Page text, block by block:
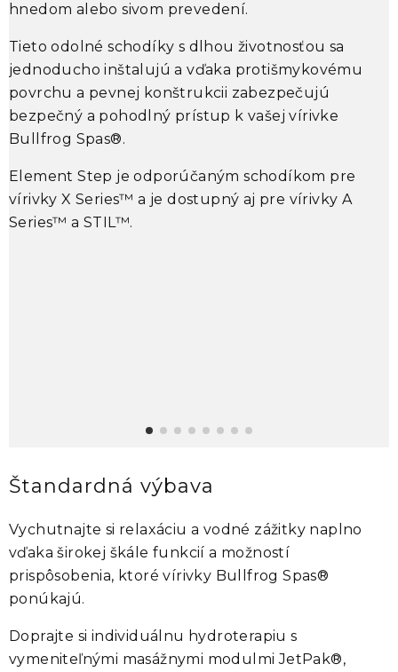
hnedom alebo sivom prevedení.
Tieto odolné schodíky s dlhou životnosťou sa
jednoducho inštalujú a vďaka protišmykovému
povrchu a pevnej konštrukcii zabezpečujú
bezpečný a pohodlný prístup k vašej vírivke
Bullfrog Spas®.
Element Step je odporúčaným schodíkom pre
vírivkyX Series™ a je dostupný aj pre vírivky A
Series™ aSTIL™.
Štandardná výbava
Vychutnajte si relaxáciu a vodné zážitky naplno
vďaka širokej škále funkcií a možností
prispôsobenia, ktoré vírivky Bullfrog Spas®
ponúkajú.
Doprajte si individuálnu hydroterapiu s
vymeniteľnými masážnymi modulmiJetPak®,